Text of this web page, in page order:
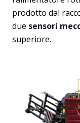
prodotto dal
due sensori
superiore.